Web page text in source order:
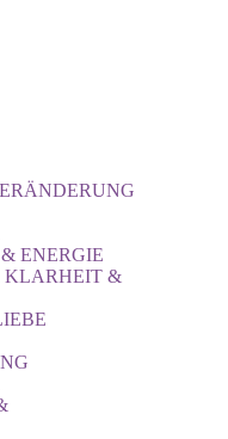
ENERGIE
KLARHEIT &